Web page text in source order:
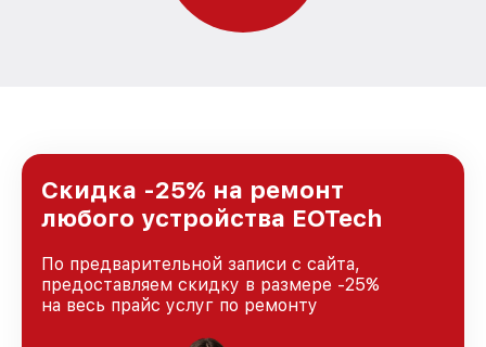
Скидка -25% на ремонт
любого устройства EOTech
По предварительной записи с сайта,
предоставляем скидку в размере -25%
на весь прайс услуг по ремонту